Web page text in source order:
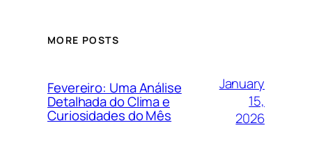
MORE POSTS
Fevereiro: Uma Análise
Detalhada do Clima e
Curiosidades do Mês
January
15,
2026